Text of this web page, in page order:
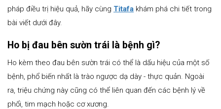
pháp điều trị hiệu quả, hãy cùng Titafa khám phá chi tiết trong
bài viết dưới đây.
Ho bị đau bên sườn trái là bệnh gì?
Ho kèm theo đau bên sườn trái có thể là dấu hiệu của một số
bệnh, phổ biến nhất là trào ngược dạ dày - thực quản. Ngoài
ra, triệu chứng này cũng có thể liên quan đến các bệnh lý về
phổi, tim mạch hoặc cơ xương.